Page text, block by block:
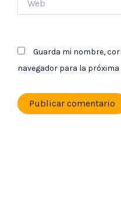
Guarda mi nombre,
navegador para la próxima